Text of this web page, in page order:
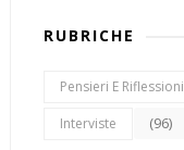
RUBRICHE
Pensieri E Riflessioni
Interviste (96)